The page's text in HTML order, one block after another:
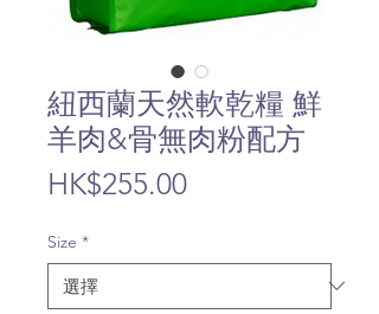
紐西蘭天然軟乾糧 鮮
羊肉&骨無肉粉配方
HK$255.00價
Size *